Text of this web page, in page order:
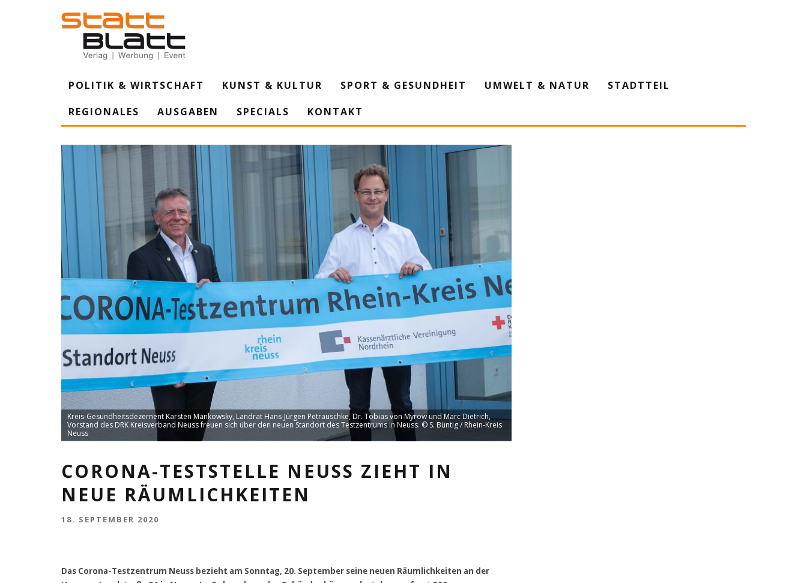
POLITIK & WIRTSCHAFT KUNST & KULTUR SPORT & GESUNDHEIT UMWELT & NATUR
STADTTEIL
REGIONALES
AUSGABEN SPECIALS KONTAKT
Kreis-Gesundheitsdezernent Karsten Mankowsky, Landrat Hans-Jürgen Petrauschke, Dr. Tobias von Myrow und Marc Dietrich,
Vorstand des DRK Kreisverband Neuss freuen sich über den neuen Standort des Testzentrums in Neuss. © S. Büntig / Rhein-Kreis
Neuss
CORONA-TESTSTELLE NEUSS ZIEHT IN
NEUE RÄUMLICHKEITEN
18. SEPTEMBER 2020
Das Corona-Testzentrum Neuss bezieht am Sonntag, 20. September seine neuen Räumlichkeiten an der